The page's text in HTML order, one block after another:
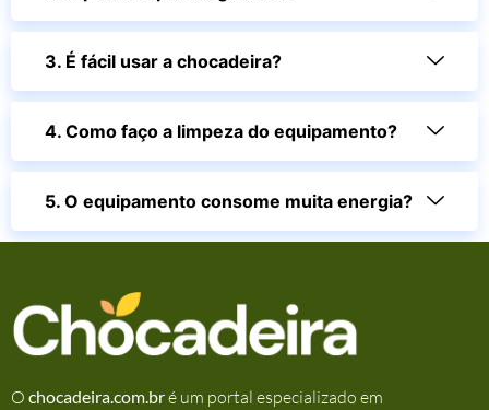
3. É fácil usar a chocadeira?
4. Como faço a limpeza do equipamento?
5. O equipamento consome muita energia?
O chocadeira.com.bré um portal especializado em